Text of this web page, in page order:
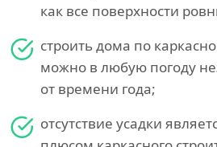
как все поверхности
строить дома по
можно в любую погоду
от времени года;
отсутствие усадки